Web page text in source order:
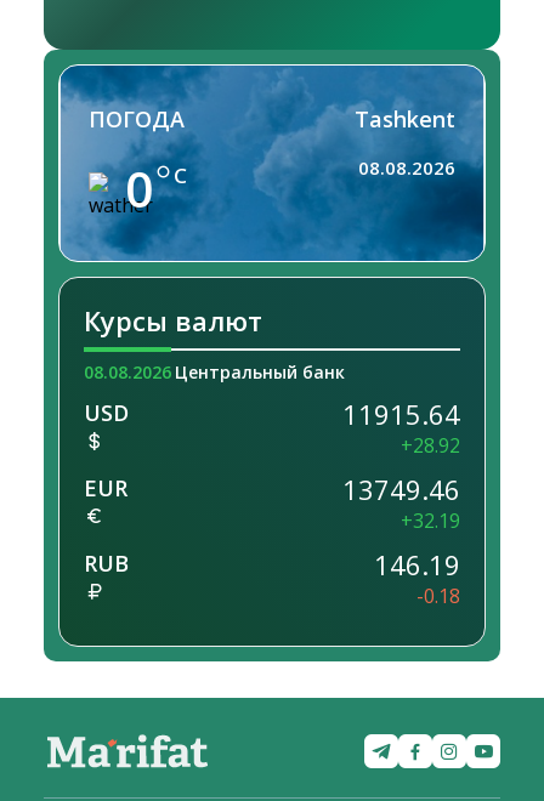
ПОГОДА
0 C
Tashkent
08.08.2026
Курсы валют
08.08.2026 Центральный банк
USD 11915.64
+28.92
EUR 13749.46
+32.19
RUB 146.19
-0.18